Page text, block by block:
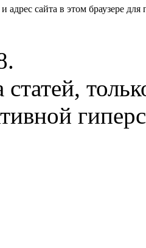
адрес сайта в этом браузере
статей,